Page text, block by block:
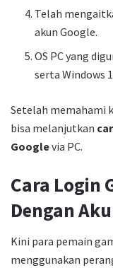
Telah
akun Google.
OS PC yang
serta Windows
Setelah memahami
bisa melanjutkan
Googlevia PC.
Cara Login
Dengan
Kini para pemain
menggunakan